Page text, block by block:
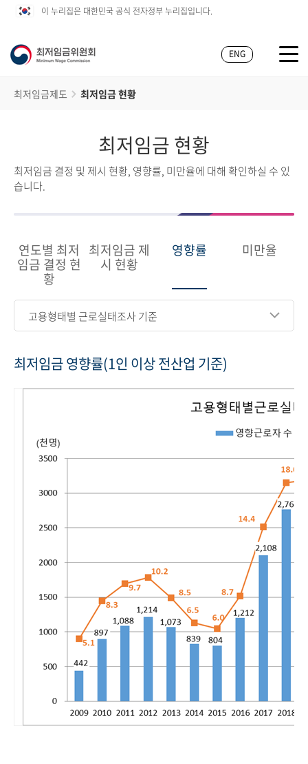
이 누리집은 대한민국 공식 전자정부 누리집입니다.
ENG
최저임금제도 최저임금 현황
최저임금 현황
최저임금 결정 및 제시 현황, 영향률, 미만율에 대해 확인하실 수 있
습니다.
연도별 최저
임금 결정 현
황
최저임금 제
시 현황
영향률 미만율
고용형태별 근로실태조사 기준
최저임금 영향률(1인 이상 전산업 기준)